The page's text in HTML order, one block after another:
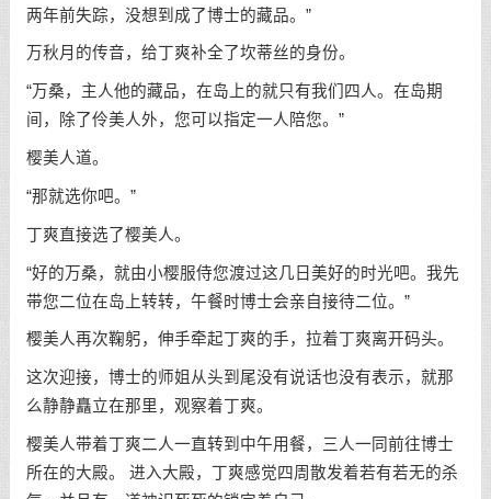
两年前失踪，没想到成了博士的藏品。”
万秋月的传音，给丁爽补全了坎蒂丝的身份。
“万桑，主人他的藏品，在岛上的就只有我们四人。在岛期
间，除了伶美人外，您可以指定一人陪您。”
樱美人道。
“那就选你吧。”
丁爽直接选了樱美人。
“好的万桑，就由小樱服侍您渡过这几日美好的时光吧。我先
带您二位在岛上转转，午餐时博士会亲自接待二位。”
樱美人再次鞠躬，伸手牵起丁爽的手，拉着丁爽离开码头。
这次迎接，博士的师姐从头到尾没有说话也没有表示，就那
么静静矗立在那里，观察着丁爽。
樱美人带着丁爽二人一直转到中午用餐，三人一同前往博士
所在的大殿。 进入大殿，丁爽感觉四周散发着若有若无的杀